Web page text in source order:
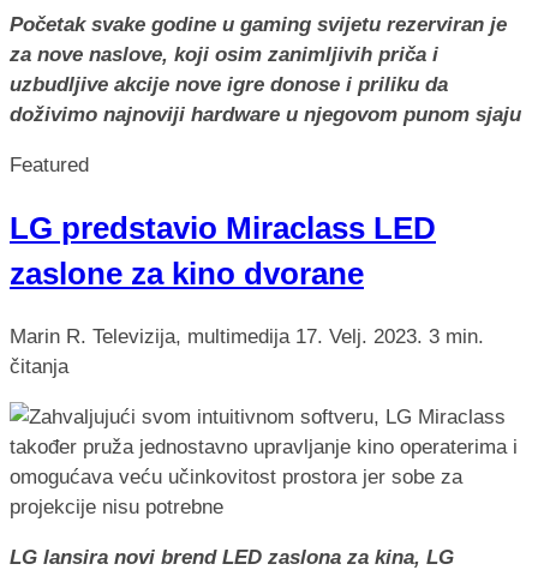
Početak svake godine u gaming svijetu rezerviran je
za nove naslove, koji osim zanimljivih priča i
uzbudljive akcije nove igre donose i priliku da
doživimo najnoviji hardware u njegovom punom sjaju
Featured
LG predstavio Miraclass LED
zaslone za kino dvorane
Marin R. Televizija, multimedija 17. Velj. 2023. 3 min.
čitanja
LG lansira novi brend LED zaslona za kina, LG